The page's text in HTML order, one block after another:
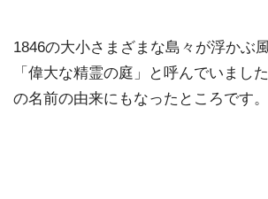
1846の大小さまざまな島々が浮かぶ
「偉大な精霊の庭」と呼んでいまし
の名前の由来にもなったところです。